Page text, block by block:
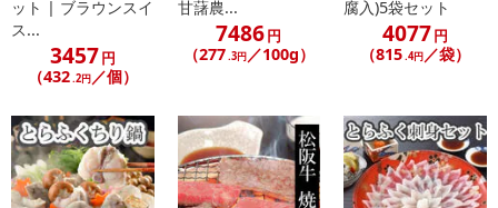
【配送伝票番号について】
※こちらの商品については商品の発送完了後、
めご了承ください。
発送日カレンダー
ット | ブラウンスイ
ス...
3457円
（432.2円／個）
甘藷農...
7486円
（277.3円／100g）
腐入)5袋セット
4077円
（815.4円／袋）